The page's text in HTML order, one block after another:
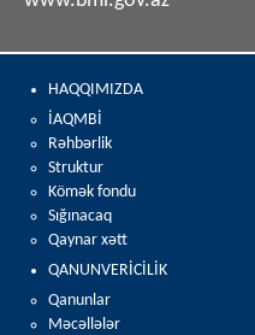
HAQQIMIZDA
İAQMBİ
Rəhbərlik
Struktur
Kömək fondu
Sığınacaq
Qaynar xətt
QANUNVERİCİLİK
Qanunlar
Milli Fəaliyyət Planları